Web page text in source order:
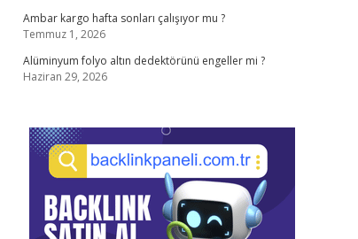
Ambar kargo hafta sonları çalışıyor mu ?
Temmuz 1, 2026
Alüminyum folyo altın dedektörünü engeller mi ?
Haziran 29, 2026